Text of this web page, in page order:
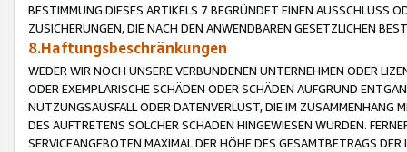
BESTIMMUNG DIESES ARTIKELS 7 BEGRÜNDET EINEN AUSSCHLUSS
ZUSICHERUNGEN, DIE NACH DEN ANWENDBAREN GESETZLICHEN
8.Haftungsbeschränkungen
WEDER WIR NOCH UNSERE VERBUNDENEN UNTERNEHMEN ODER
ODER EXEMPLARISCHE SCHÄDEN ODER SCHÄDEN AUFGRUND
NUTZUNGSAUSFALL ODER DATENVERLUST, DIE IM ZUSAMMENHANG
DES AUFTRETENS SOLCHER SCHÄDEN HINGEWIESEN WURDEN.
SERVICEANGEBOTEN MAXIMAL DER HÖHE DES GESAMTBETRAGS